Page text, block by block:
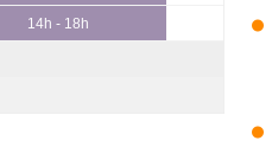
14h - 18h